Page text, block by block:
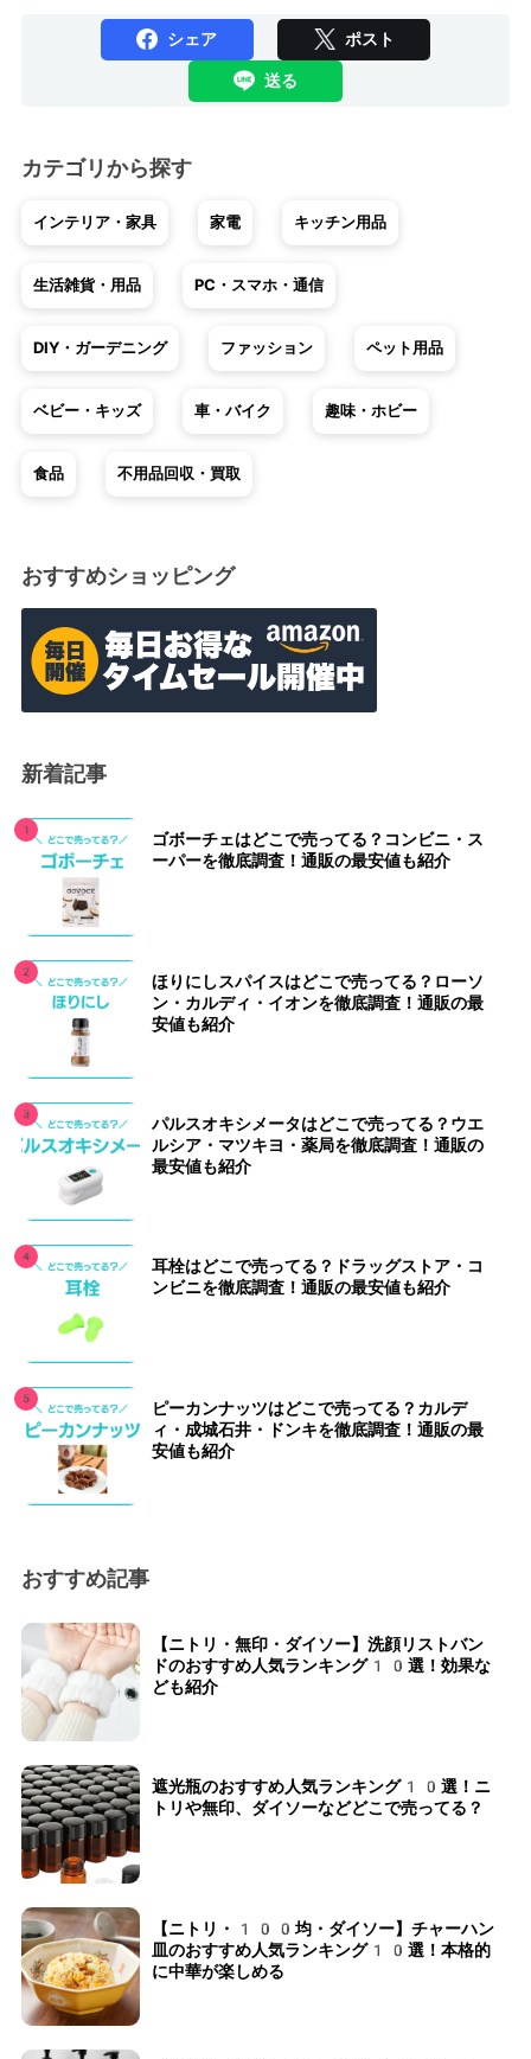
シェア ポスト
送る
カテゴリから探す
インテリア・家具 家電 キッチン用品
生活雑貨・用品 PC・スマホ・通信
DIY・ガーデニング ファッション ペット用品
ベビー・キッズ 車・バイク 趣味・ホビー
食品 不用品回収・買取
おすすめショッピング
新着記事
ゴボーチェはどこで売ってる？コンビニ・ス
ーパーを徹底調査！通販の最安値も紹介
ほりにしスパイスはどこで売ってる？ローソ
ン・カルディ・イオンを徹底調査！通販の最
安値も紹介
パルスオキシメータはどこで売ってる？ウエ
ルシア・マツキヨ・薬局を徹底調査！通販の
最安値も紹介
耳栓はどこで売ってる？ドラッグストア・コ
ンビニを徹底調査！通販の最安値も紹介
ピーカンナッツはどこで売ってる？カルデ
ィ・成城石井・ドンキを徹底調査！通販の最
安値も紹介
おすすめ記事
【ニトリ・無印・ダイソー】洗顔リストバン
ドのおすすめ人気ランキング10選！効果な
ども紹介
遮光瓶のおすすめ人気ランキング10選！ニ
トリや無印、ダイソーなどどこで売ってる？
【ニトリ・100均・ダイソー】チャーハン
皿のおすすめ人気ランキング10選！本格的
に中華が楽しめる